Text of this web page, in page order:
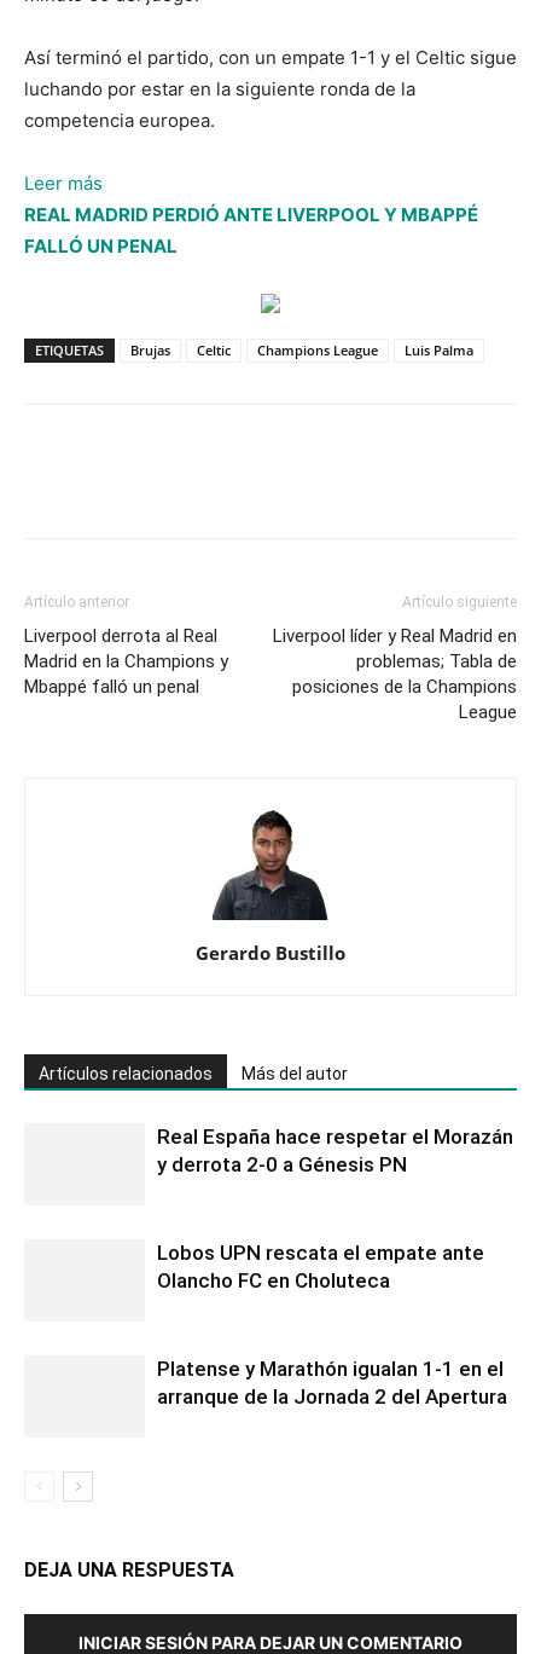
Así terminó el partido, con un empate 1-1 y el Celtic sigue
luchando por estar en la siguiente ronda de la
competencia europea.
Leer más
Celtic
empata
y
Luis
REAL MADRID PERDIÓ ANTE LIVERPOOL Y MBAPPÉ
FALLÓ UN PENAL
ETIQUETAS Brujas Celtic Champions League Luis Palma
Artículo anterior
Liverpool derrota al Real
Madrid en la Champions y
Mbappé falló un penal
Artículo siguiente
Liverpool líder y Real Madrid en
problemas; Tabla de
posiciones de la Champions
League
Gerardo Bustillo
Artículos relacionados Más del autor
Real España hace respetar el Morazán
y derrota 2-0 a Génesis PN
Lobos UPN rescata el empate ante
Olancho FC en Choluteca
Platense y Marathón igualan 1-1 en el
arranque de la Jornada 2 del Apertura
DEJA UNA RESPUESTA
INICIAR SESIÓN PARA DEJAR UN COMENTARIO